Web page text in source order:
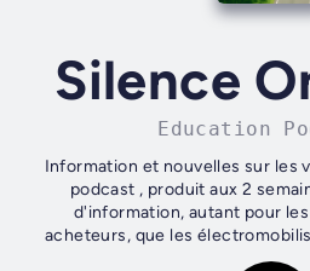
Silence
Education
Information et nouvelles sur les
podcast , produit aux 2
d'information, autant pour
acheteurs, que les
chroniques pour les